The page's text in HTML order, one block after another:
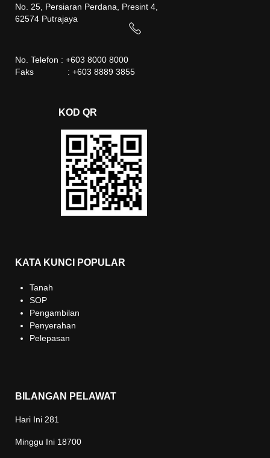
No. 25, Persiaran Perdana, Presint 4,
62574 Putrajaya
No. Telefon : +603 8000 8000
Faks : +603 8889 3855
KOD QR
KATA KUNCI POPULAR
Tanah
SOP
Pengambilan
Penyerahan
Pelepasan
BILANGAN PELAWAT
Hari Ini 281
Minggu Ini 18700